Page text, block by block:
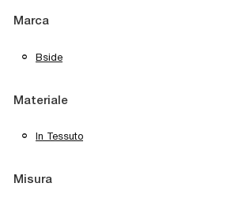
Marca
Bside
Materiale
In Tessuto
Misura